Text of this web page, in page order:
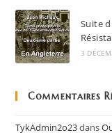
Suite
3
Commentaires
TykAdmin2o23dans